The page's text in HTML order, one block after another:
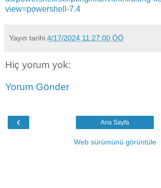
view=powershell-7.4
Yayın tarihi 4/17/2024 11:27:00 ÖÖ
Hiç yorum yok:
Yorum Gönder
‹ Ana Sayfa
Web sürümünü görüntüle